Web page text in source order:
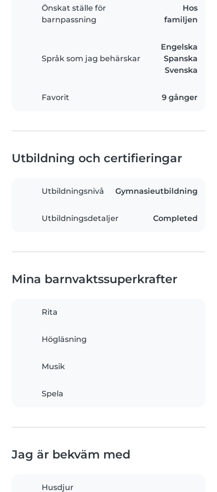
Önskat ställe för
barnpassning
Hos
familjen
Språk som jag behärskar
Engelska
Spanska
Svenska
Favorit 9 gånger
Utbildning och certifieringar
Utbildningsnivå Gymnasieutbildning
Utbildningsdetaljer Completed
Mina barnvaktssuperkrafter
Rita
Högläsning
Musik
Spela
Jag är bekväm med
Husdjur